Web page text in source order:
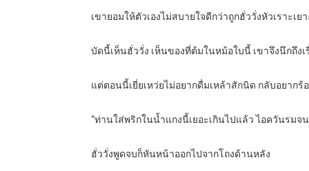
เขายอมให้ตัวเองไม่สบายใจดีกว่าถูกฮั่ววั่งหัวเราะเย
บัดนี้เห็นฮั่ววั่ง เห็นของที่ต้มในหม้อใบนี้ เขาจึงนึกถึง
แต่ตอนนี้เยี่ยเหว่ยไม่อยากดื่มเหล้าสักนิด กลับอยากร้
“ท่านใส่พริกในน้ำแกงนี้เยอะเกินไปแล้ว ไอควันรมจ
ฮั่ววั่งพูดจบก็หันหน้าออกไปจากโถงด้านหลัง